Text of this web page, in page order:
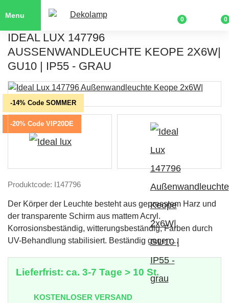
Menu
0 0
IDEAL LUX 147796
AUSSENWANDLEUCHTE KEOPE 2X6W| G
U10 | IP55 - GRAU
-14% Code SOMMER
-20% Code VIP20DE
Produktcode: I147796
Der Körper der Leuchte besteht aus gepresstem Harz und
der transparente Schirm aus mattem Acryl.
Korrosionsbeständig, witterungsbeständig, Farben durch
UV-Behandlung stabilisiert. Beständig gegen…
Lieferfrist: ca. 3-7 Tage > 10 St.
KOSTENLOSER VERSAND